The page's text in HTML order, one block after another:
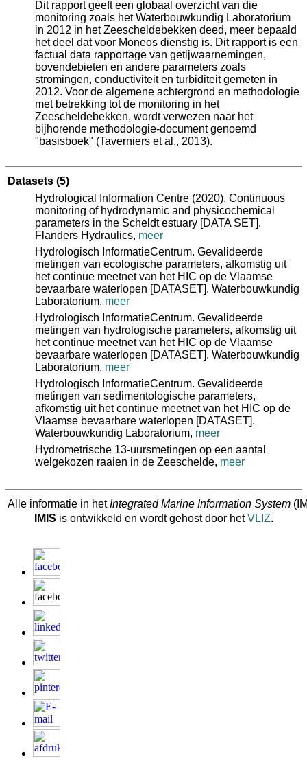
Dit rapport geeft een globaal overzicht van die
monitoring zoals het Waterbouwkundig Laboratorium
in 2012 in het Zeescheldebekken deed, meer bepaald
het deel dat voor Moneos dienstig is. Dit rapport is een
factual data rapportage van getijwaarnemingen,
bovendebieten en andere parameters zoals
stromingen, conductiviteit en turbiditeit gemeten in
2012. Voor de algemene achtergrond en methodologie
met betrekking tot de monitoring in het
Zeescheldebekken, wordt verwezen naar het
bijhorende methodologie-document genoemd
"basisboek" (Taverniers et al., 2013).
Datasets (5)
Hydrological Information Centre (2020). Continuous
monitoring of hydrodynamic and physicochemical
parameters in the Scheldt estuary [DATA SET].
Flanders Hydraulics, meer
Hydrologisch InformatieCentrum. Gevalideerde
metingen van ecologische parameters, afkomstig uit
het continue meetnet van het HIC op de Vlaamse
bevaarbare waterlopen [DATASET]. Waterbouwkundig
Laboratorium, meer
Hydrologisch InformatieCentrum. Gevalideerde
metingen van hydrologische parameters, afkomstig uit
het continue meetnet van het HIC op de Vlaamse
bevaarbare waterlopen [DATASET]. Waterbouwkundig
Laboratorium, meer
Hydrologisch InformatieCentrum. Gevalideerde
metingen van sedimentologische parameters,
afkomstig uit het continue meetnet van het HIC op de
Vlaamse bevaarbare waterlopen [DATASET].
Waterbouwkundig Laboratorium, meer
Hydrometrische 13-uursmetingen op een aantal
welgekozen raaien in de Zeeschelde, meer
Alle informatie in hetIntegrated Marine Information System
IMIS is ontwikkeld en wordt gehost door hetVLIZ.